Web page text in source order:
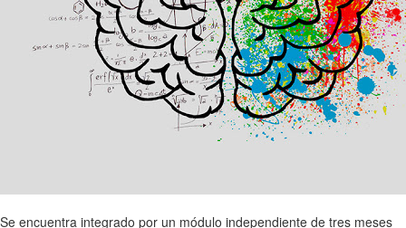
Se encuentra integrado por un módulo independiente de tres meses